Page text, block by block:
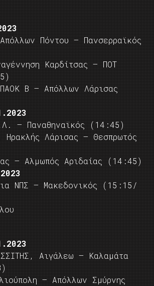
Πόντου – Πανσερραϊκός
Καρδίτσας – ΠΟΤ
Β – Απόλλων Λάρισας
– Παναθηναϊκός (14:45)
Ηρακλής Λάρισας – Θεσπρωτός
– Αλμωπός Αριδαίας (14:45)
ΝΠΣ – Μακεδονικός (15:15/
Αιγάλεω – Καλαμάτα
– Απόλλων Σμύρνης